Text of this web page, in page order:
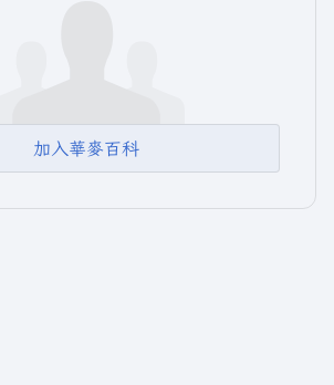
加入華麥百科